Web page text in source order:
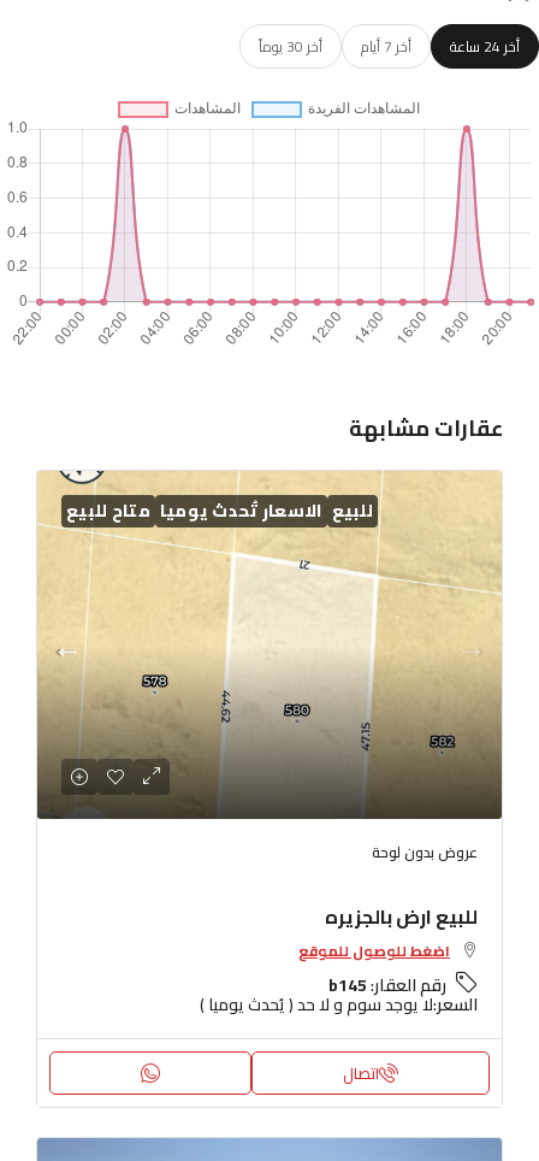
أخر 24 ساعة أخر 7 أيام أخر 30 يوماً
عقارات مشابهة
للبيع الاسعار تُحدث يوميا متاح للبيع
عروض بدون لوحة
للبيع ارض بالجزيره
اضغط للوصول للموقع
رقم العقار:b145
السعر:لا يوجد سوم و لا حد ( يُحدث يوميا )
اتصال